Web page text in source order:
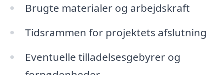
Brugte materialer og arbejdskraft
Tidsrammen for projektets afslutning
Eventuelle tilladelsesgebyrer og